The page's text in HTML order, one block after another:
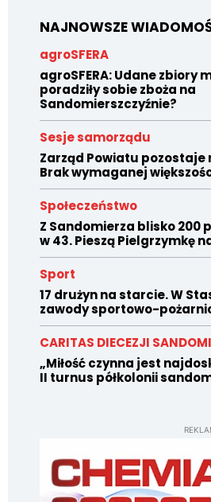
NAJNOWSZE
agroSFERA
agroSFERA: Udane zbiory
poradziły sobie zboża na
Sandomierszczyźnie?
Sesje samorządu
Zarząd Powiatu pozostaje
Brak wymaganej
Społeczeństwo
Z Sandomierza blisko 200
w 43. Pieszą Pielgrzymkę
Sport
17 drużyn na starcie. W
zawody sportowo-
CARITAS DIECEZJI
„Miłość czynna jest
II turnus półkolonii